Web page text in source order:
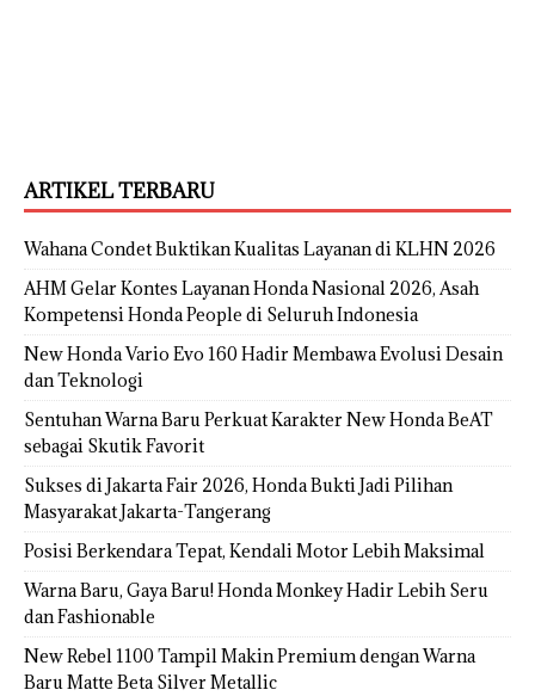
ARTIKEL TERBARU
Wahana Condet Buktikan Kualitas Layanan di KLHN 2026
AHM Gelar Kontes Layanan Honda Nasional 2026, Asah
Kompetensi Honda People di Seluruh Indonesia
New Honda Vario Evo 160 Hadir Membawa Evolusi Desain
dan Teknologi
Sentuhan Warna Baru Perkuat Karakter New Honda BeAT
sebagai Skutik Favorit
Sukses di Jakarta Fair 2026, Honda Bukti Jadi Pilihan
Masyarakat Jakarta-Tangerang
Posisi Berkendara Tepat, Kendali Motor Lebih Maksimal
Warna Baru, Gaya Baru! Honda Monkey Hadir Lebih Seru
dan Fashionable
New Rebel 1100 Tampil Makin Premium dengan Warna
Baru Matte Beta Silver Metallic